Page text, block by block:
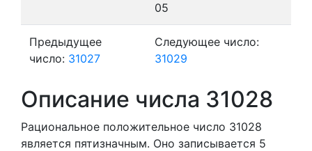
05
Предыдущее
число: 31027
Следующее число:
31029
Описание числа 31028
Рациональное положительное число 31028
является пятизначным. Оно записывается 5